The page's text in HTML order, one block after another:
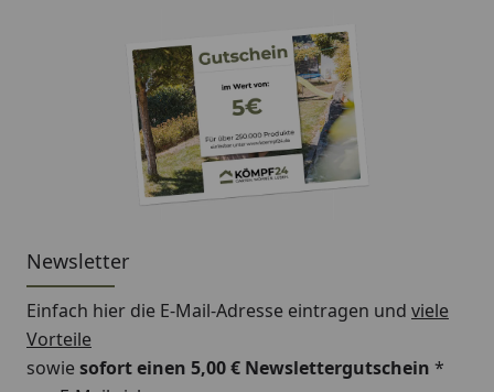
Newsletter
Einfach hier die E-Mail-Adresse eintragen und viele
Vorteile
sowiesofort einen 5,00 € Newslettergutschein *